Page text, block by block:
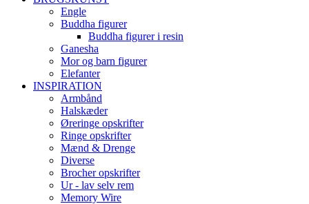
Engle
Buddha figurer
Buddha figurer i resin
Ganesha
Mor og barn figurer
Elefanter
INSPIRATION
Armbånd
Halskæder
Øreringe opskrifter
Ringe opskrifter
Mænd & Drenge
Diverse
Brocher opskrifter
Ur - lav selv rem
Memory Wire